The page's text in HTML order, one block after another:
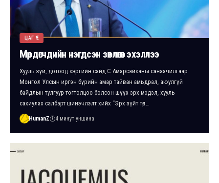
ЦАГ ҮЕ
Мөрдөгчдийн нэгдсэн зөвлөгөөн эхэллээ
Хууль зүй, дотоод хэргийн сайд С.Амарсайханы санаачилгаар
Монгол Улсын иргэн бүрийн амар тайван амьдрал, аюулгүй
байдлын тулгуур тогтолцоо болсон шүүх эрх мэдэл, хууль
сахиулах салбарт шинэчлэлт хийх “Эрх зүйт төр…
HumanZ 4 минут уншина